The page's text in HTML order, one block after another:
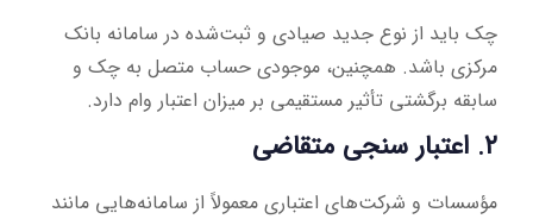
چک باید از نوع جدید صیادی و ثبت‌شده در سامانه بانک
مرکزی باشد. همچنین، موجودی حساب متصل به چک و
سابقه برگشتی تأثیر مستقیمی بر میزان اعتبار وام دارد.
۲. اعتبار سنجی متقاضی
مؤسسات و شرکت‌های اعتباری معمولاً از سامانه‌هایی مانند